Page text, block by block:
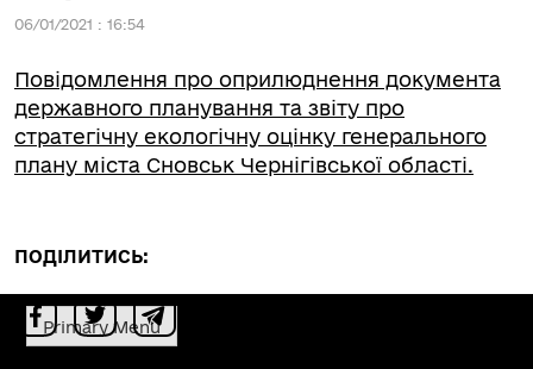
06/01/2021 : 16:54
Повідомлення про оприлюднення документа
державного планування та звіту про
стратегічну екологічну оцінку генерального
плану міста Сновськ Чернігівської області.
ПОДІЛИТИСЬ:
Primary Menu